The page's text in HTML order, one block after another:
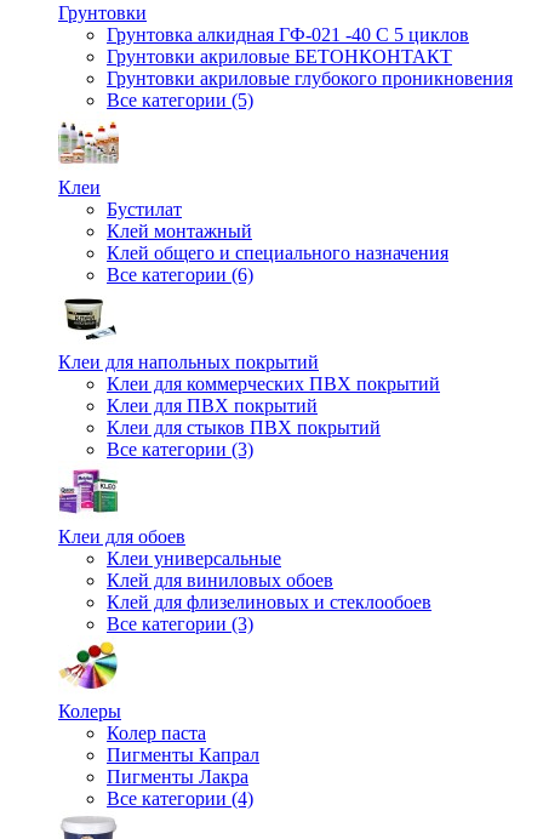
Грунтовки
Грунтовка алкидная ГФ-021 -40 С 5 циклов
Грунтовки акриловые БЕТОНКОНТАКТ
Грунтовки акриловые глубокого проникновения
Все категории (5)
Клеи
Бустилат
Клей монтажный
Клей общего и специального назначения
Все категории (6)
Клеи для напольных покрытий
Клеи для коммерческих ПВХ покрытий
Клеи для ПВХ покрытий
Клеи для стыков ПВХ покрытий
Все категории (3)
Клеи для обоев
Клеи универсальные
Клей для виниловых обоев
Клей для флизелиновых и стеклообоев
Все категории (3)
Колеры
Колер паста
Пигменты Капрал
Пигменты Лакра
Все категории (4)